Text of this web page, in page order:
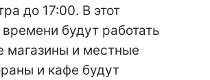
до 17:00. В этот
будут работать
магазины и местные
и кафе будут